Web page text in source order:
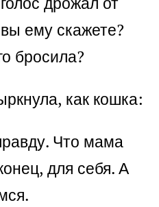
ему скажете?
бросила?
как кошка:
Что мама
для себя. А